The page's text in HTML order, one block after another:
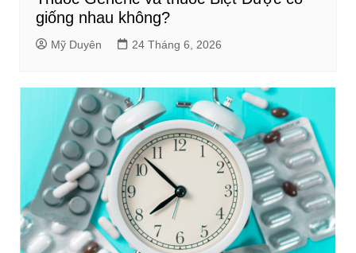
giống nhau không?
Mỹ Duyên 24 Tháng 6, 2026